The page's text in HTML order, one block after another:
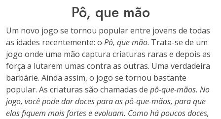
Pô, que mão
Um novo jogo se tornou popular entre jovens de todas
as idades recentemente: o Pô, que mão. Trata-se de um
jogo onde uma mão captura criaturas raras e depois as
força a lutarem umas contra as outras. Uma verdadeira
barbárie. Ainda assim, o jogo se tornou bastante
popular. As criaturas são chamadas de pô-que-mãos. No
jogo, você pode dar doces para as pô-que-mãos, para que
elas fiquem mais fortes e evoluam. Como há poucos doces,